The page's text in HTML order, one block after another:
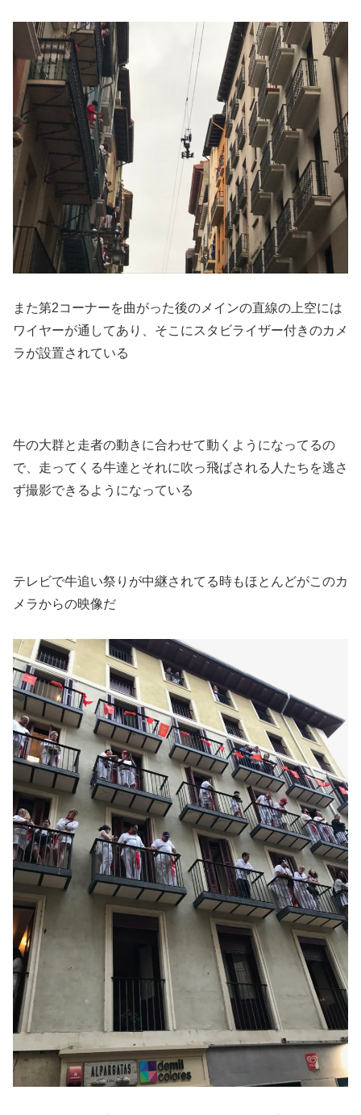
また第2コーナーを曲がった後のメインの直線の上空には
ワイヤーが通してあり、そこにスタビライザー付きのカメ
ラが設置されている
牛の大群と走者の動きに合わせて動くようになってるの
で、走ってくる牛達とそれに吹っ飛ばされる人たちを逃さ
ず撮影できるようになっている
テレビで牛追い祭りが中継されてる時もほとんどがこのカ
メラからの映像だ